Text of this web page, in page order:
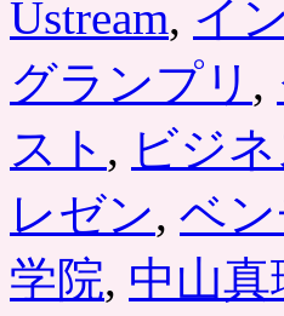
Ustream, イ
グランプリ ,
スト , ビジ
レゼン, ベ
学院, 中山真